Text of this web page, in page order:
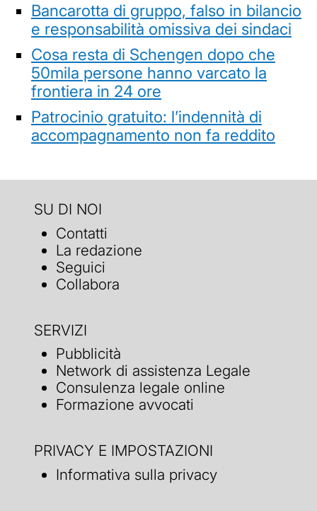
Bancarotta di gruppo, falso in bilancio
e responsabilità omissiva dei sindaci
Cosa resta di Schengen dopo che
50mila persone hanno varcato la
frontiera in 24 ore
Patrocinio gratuito: l’indennità di
accompagnamento non fa reddito
SU DI NOI
Contatti
La redazione
Seguici
Collabora
SERVIZI
Pubblicità
Network di assistenza Legale
Consulenza legale online
Formazione avvocati
PRIVACY E IMPOSTAZIONI
Informativa sulla privacy